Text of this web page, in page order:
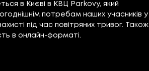
в Києві в КВЦ Parkovy, який
потребам наших учасників у
під час повітряних тривог. Також
в онлайн-форматі.